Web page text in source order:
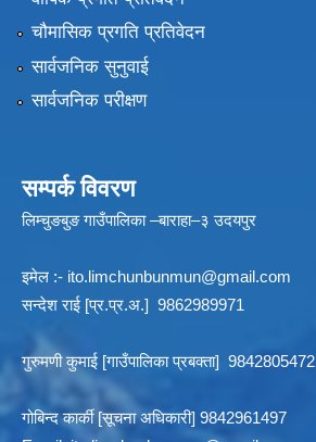
चौमासिक प्रगति प्रतिवेदन
सार्वजनिक सुनुवाई
सार्वजनिक परीक्षण
सम्पर्क विवरण
लिम्चुङबुङ गाउँपालिका –बाराहा–३ उदयपुर
इमेल :- ito.limchunbunmun@gmail.com
सन्देश राई [प्र.प्र.अ.] 9862989971
गुरुमणी कुमाई [गाउँपालिका प्रबक्ता] 9842805472
गोबिन्द कार्की [सूचना अधिकारी] 9842961497